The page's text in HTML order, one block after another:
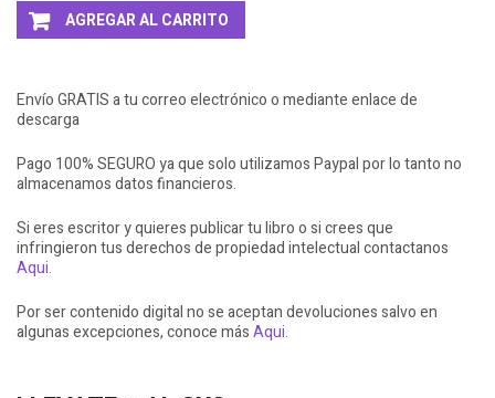
AGREGAR AL CARRITO
Envío GRATIS a tu correo electrónico o mediante enlace de
descarga
Pago 100% SEGURO ya que solo utilizamos Paypal por lo tanto no
almacenamos datos financieros.
Si eres escritor y quieres publicar tu libro o si crees que
infringieron tus derechos de propiedad intelectual contactanos
Aqui.
Por ser contenido digital no se aceptan devoluciones salvo en
algunas excepciones, conoce másAqui.